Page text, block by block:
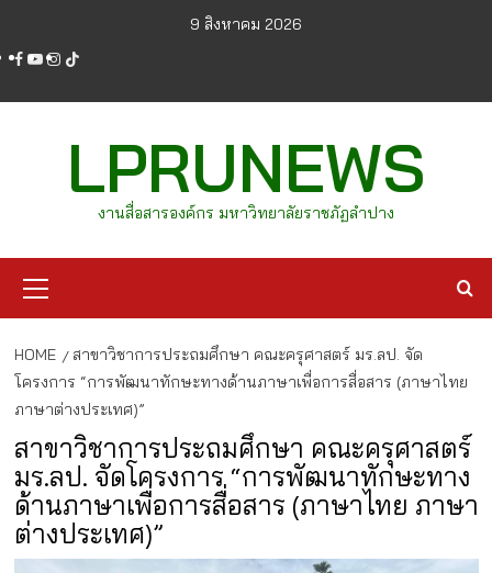
content
9 สิงหาคม 2026
facebook
youtube
instagram
tiktok
LPRUNEWS
งานสื่อสารองค์กร มหาวิทยาลัยราชภัฏลำปาง
Menu
HOME
สาขาวิชาการประถมศึกษา คณะครุศาสตร์ มร.ลป. จัด
โครงการ “การพัฒนาทักษะทางด้านภาษาเพื่อการสื่อสาร (ภาษาไทย
ภาษาต่างประเทศ)”
สาขาวิชาการประถมศึกษา คณะครุศาสตร์
มร.ลป. จัดโครงการ “การพัฒนาทักษะทาง
ด้านภาษาเพื่อการสื่อสาร (ภาษาไทย ภาษา
ต่างประเทศ)”